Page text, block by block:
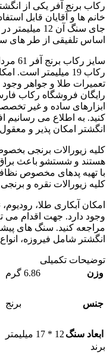
رکاب برنج آفر یکی از
اساس تلفیقی از طر های
رکاب 19 میلیمتر
تعمیرات طلا و جواهر
رایگان فروشگاه رکاب
ابزارهای ساده و غیر
کنید. به اطلاع می رسانیم
انگشتر امکان پذیر و
کلیه زیورالات برنجی
هستند و شستشو باعث
با تهیه پدهای مخصوص
کلیه زیورالات نقره و
امکان آبکاری طلا،
وجود دارد. جهت اقدام می
مراجعه کنید. سنگ های
انگشتر شامل فیروزه،
توضیحات تکمیلی
وزن
6.86 گرم
جنس برنج
ابعاد سنگ 12 * 17 میلیمتر
برند